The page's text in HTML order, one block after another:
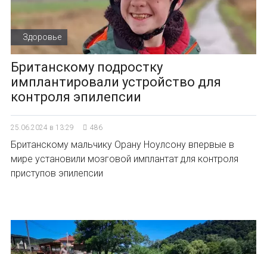
Здоровье
Британскому подростку
имплантировали устройство для
контроля эпилепсии
25.06.2024 в 13:29 486
Британскому мальчику Орану Ноулсону впервые в
мире установили мозговой имплантат для контроля
приступов эпилепсии